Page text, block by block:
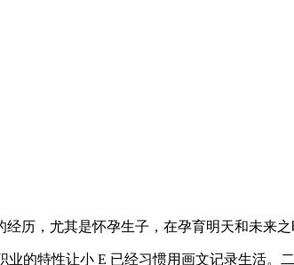
经历，尤其是怀孕生子，在孕育明天和未
业的特性让小 E 已经习惯用画文记录生活。